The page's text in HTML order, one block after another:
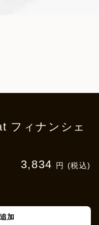
フィナンシェ
3,834 円 (税込)
加